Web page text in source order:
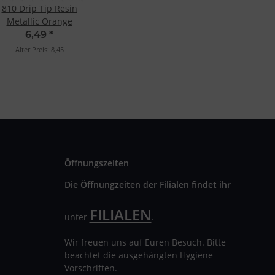
810 Drip Tip Resin
Metallic Orange
6,49 *
Alter Preis: 8,45
Öffnungszeiten
Die Öffnungzeiten der Filialen findet ihr
unter FILIALEN.
Wir freuen uns auf Euren Besuch. Bitte
beachtet die ausgehängten Hygiene
Vorschriften.